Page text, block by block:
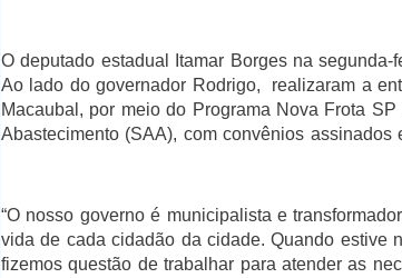
O deputado estadual Itamar Borges na
Ao lado do governador Rodrigo, realizaram a
Macaubal, por meio do Programa Nova Frota
Abastecimento (SAA), com convênios
“O nosso governo é municipalista e
vida de cada cidadão da cidade. Quando estive
fizemos questão de trabalhar para atender as